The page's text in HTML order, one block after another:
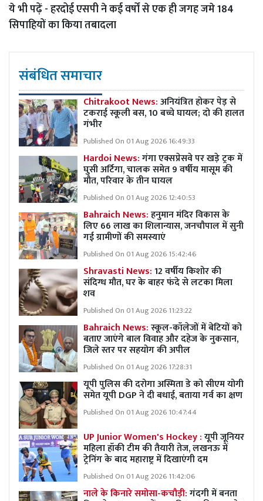
ये भी पढ़ें -हरदोई एसपी ने कई वर्षों से एक ही जगह जमे 184
सिपाहियों का किया तबादला
संबंधित समाचार
Chitrakoot News:अनियंत्रित होकर पेड़ से
टकराई स्कूली बस, 10 बच्चे घायल; दो की हालत
गंभीर
Published On 01 Aug 2026 16:49:33
Hardoi News:गंगा एक्सप्रेसवे पर खड़े ट्रक में
घुसी अर्टिगा, चालक समेत 9 वर्षीय मासूम की
मौत, परिवार के तीन घायल
Published On 01 Aug 2026 12:40:53
Bahraich News:हनुमान मंदिर विकास के
लिए 66 लाख का शिलान्यास, जनचौपाल में सुनी
गई ग्रामीणों की समस्याएं
Published On 01 Aug 2026 15:42:46
Shravasti News:12 वर्षीय किशोर की
संदिग्ध मौत, घर के बाहर फंदे से लटका मिला
शव
Published On 01 Aug 2026 11:23:22
Bahraich News:स्कूल-कॉलेजों में बेटियों को
बताए जाएंगे बाल विवाह और दहेज के नुकसान,
जिले स्तर पर सहयोग की अपील
Published On 01 Aug 2026 17:28:31
यूपी पुलिस की दरोगा अस्मिता डे को सीएम योगी
समेत यूपी DGP ने दी बधाई, बताया गर्व का क्षण
Published On 01 Aug 2026 10:47:44
UP Junior Women's Hockey :यूपी जूनियर
महिला हॉकी टीम की तैयारी तेज, लखनऊ में
ट्रेनिंग के बाद महाराष्ट्र में दिखाएंगी दम
Published On 01 Aug 2026 11:42:06
नाले के किनारे समोसा-कचौड़ी:गंदगी में बनता